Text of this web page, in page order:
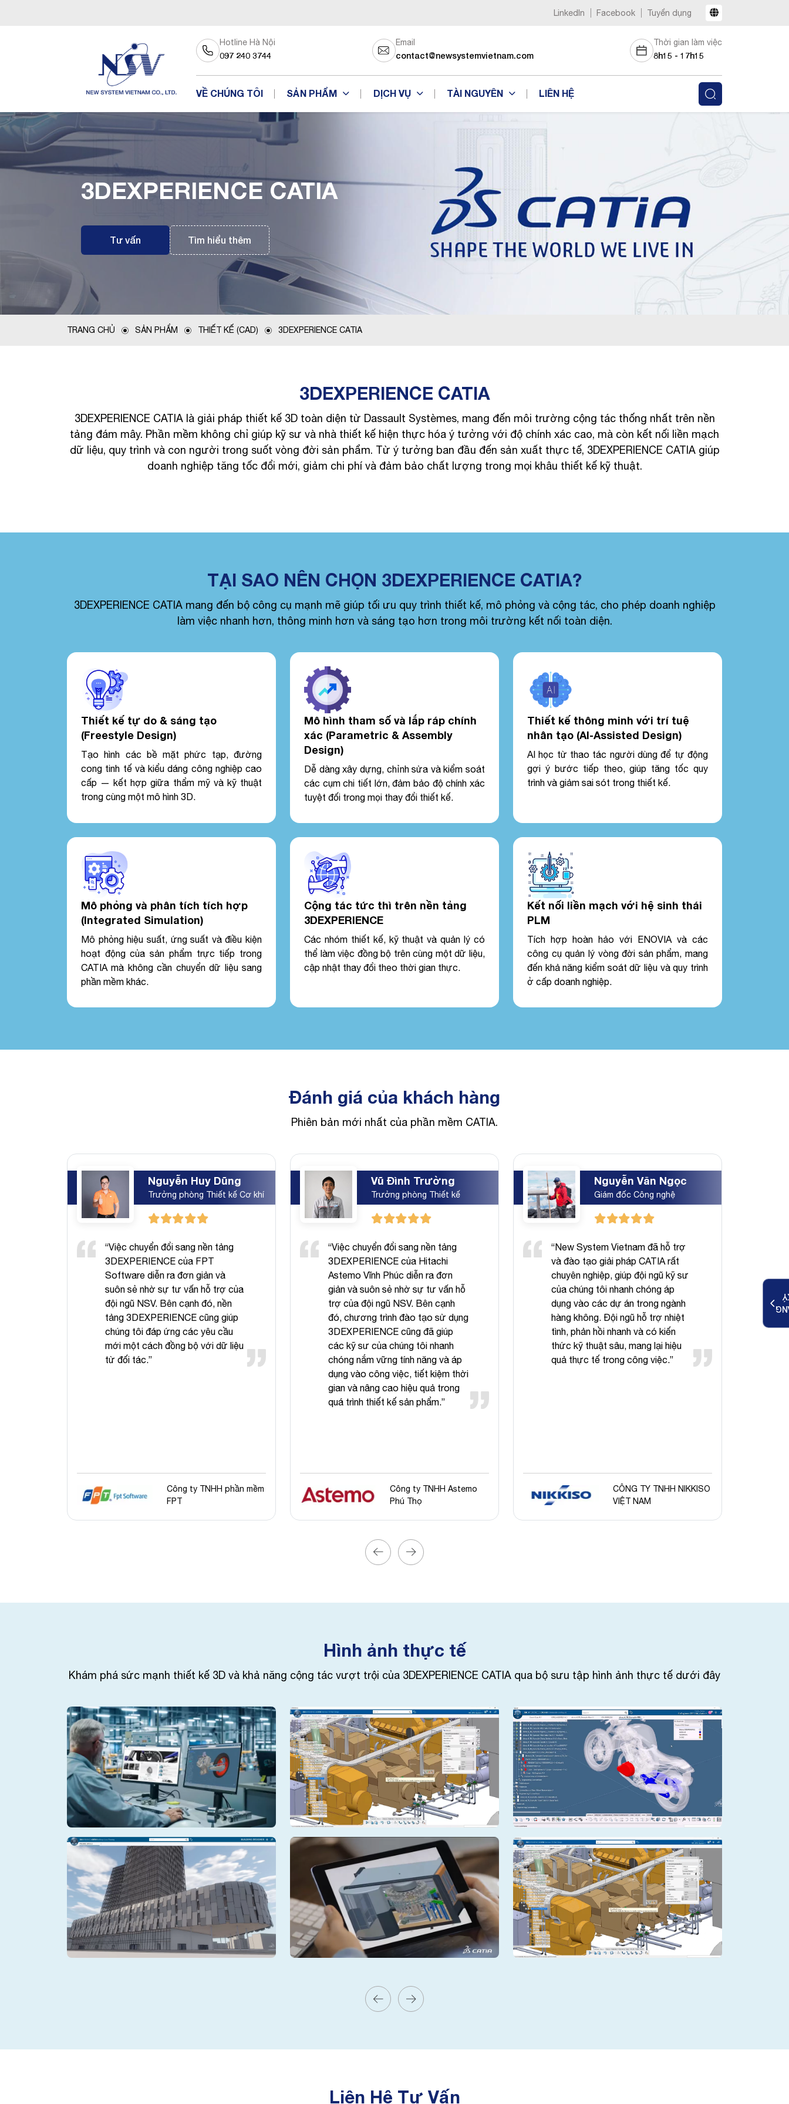
LinkedIn Facebook Tuyển dụng
Hotline Hà Nội
097 240 3744
Email
contact@newsystemvietnam.com
Thời gian làm việc
8h15 - 17h15
VỀ CHÚNG TÔI SẢN PHẨM DỊCH VỤ TÀI NGUYÊN LIÊN HỆ
3DEXPERIENCE CATIA
Tư vấn Tìm hiểu thêm
TRANG CHỦ SẢN PHẨM THIẾT KẾ (CAD) 3DEXPERIENCE CATIA
3DEXPERIENCE CATIA
3DEXPERIENCE CATIA là giải pháp thiết kế 3D toàn diện từ Dassault Systèmes, mang đến môi trường cộng tác thống nhất trên nền
tảng đám mây. Phần mềm không chỉ giúp kỹ sư và nhà thiết kế hiện thực hóa ý tưởng với độ chính xác cao, mà còn kết nối liền mạch
dữ liệu, quy trình và con người trong suốt vòng đời sản phẩm. Từ ý tưởng ban đầu đến sản xuất thực tế, 3DEXPERIENCE CATIA giúp
doanh nghiệp tăng tốc đổi mới, giảm chi phí và đảm bảo chất lượng trong mọi khâu thiết kế kỹ thuật.
TẠI SAO NÊN CHỌN 3DEXPERIENCE CATIA?
3DEXPERIENCE CATIA mang đến bộ công cụ mạnh mẽ giúp tối ưu quy trình thiết kế, mô phỏng và cộng tác, cho phép doanh nghiệp
làm việc nhanh hơn, thông minh hơn và sáng tạo hơn trong môi trường kết nối toàn diện.
Thiết kế tự do & sáng tạo
(Freestyle Design)
Tạo hình các bề mặt phức tạp, đường
cong tinh tế và kiểu dáng công nghiệp cao
cấp — kết hợp giữa thẩm mỹ và kỹ thuật
trong cùng một mô hình 3D.
Mô hình tham số và lắp ráp chính
xác (Parametric & Assembly
Design)
Dễ dàng xây dựng, chỉnh sửa và kiểm soát
các cụm chi tiết lớn, đảm bảo độ chính xác
tuyệt đối trong mọi thay đổi thiết kế.
Thiết kế thông minh với trí tuệ
nhân tạo (AI-Assisted Design)
AI học từ thao tác người dùng để tự động
gợi ý bước tiếp theo, giúp tăng tốc quy
trình và giảm sai sót trong thiết kế.
Mô phỏng và phân tích tích hợp
(Integrated Simulation)
Mô phỏng hiệu suất, ứng suất và điều kiện
hoạt động của sản phẩm trực tiếp trong
CATIA mà không cần chuyển dữ liệu sang
phần mềm khác.
Cộng tác tức thì trên nền tảng
3DEXPERIENCE
Các nhóm thiết kế, kỹ thuật và quản lý có
thể làm việc đồng bộ trên cùng một dữ liệu,
cập nhật thay đổi theo thời gian thực.
Kết nối liền mạch với hệ sinh thái
PLM
Tích hợp hoàn hảo với ENOVIA và các
công cụ quản lý vòng đời sản phẩm, mang
đến khả năng kiểm soát dữ liệu và quy trình
ở cấp doanh nghiệp.
Đánh giá của khách hàng
Phiên bản mới nhất của phần mềm CATIA.
Nguyễn Huy Dũng
Trưởng phòng Thiết kế Cơ khí
“Việc chuyển đổi sang nền tảng
3DEXPERIENCE của FPT
Software diễn ra đơn giản và
suôn sẻ nhờ sự tư vấn hỗ trợ của
đội ngũ NSV. Bên cạnh đó, nền
tảng 3DEXPERIENCE cũng giúp
chúng tôi đáp ứng các yêu cầu
mới một cách đồng bộ với dữ liệu
từ đối tác.”
Công ty TNHH phần mềm
FPT
Vũ Đình Trường
Trưởng phòng Thiết kế
“Việc chuyển đổi sang nền tảng
3DEXPERIENCE của Hitachi
Astemo Vĩnh Phúc diễn ra đơn
giản và suôn sẻ nhờ sự tư vấn hỗ
trợ của đội ngũ NSV. Bên cạnh
đó, chương trình đào tạo sử dụng
3DEXPERIENCE cũng đã giúp
các kỹ sư của chúng tôi nhanh
chóng nắm vững tính năng và áp
dụng vào công việc, tiết kiệm thời
gian và nâng cao hiệu quả trong
quá trình thiết kế sản phẩm.”
Công ty TNHH Astemo
Phú Thọ
Nguyễn Văn Ngọc
Giám đốc Công nghệ
“New System Vietnam đã hỗ trợ
và đào tạo giải pháp CATIA rất
chuyên nghiệp, giúp đội ngũ kỹ sư
của chúng tôi nhanh chóng áp
dụng vào các dự án trong ngành
hàng không. Đội ngũ hỗ trợ nhiệt
tình, phản hồi nhanh và có kiến
thức kỹ thuật sâu, mang lại hiệu
quả thực tế trong công việc.”
CÔNG TY TNHH NIKKISO
VIỆT NAM
Hình ảnh thực tế
Khám phá sức mạnh thiết kế 3D và khả năng cộng tác vượt trội của 3DEXPERIENCE CATIA qua bộ sưu tập hình ảnh thực tế dưới đây
Liên Hệ Tư Vấn